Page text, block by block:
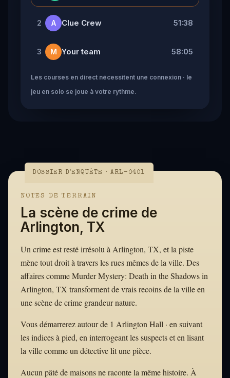
2 A Clue Crew 51:38
3 M Your team 58:05
Les courses en direct nécessitent une connexion · le
jeu en solo se joue à votre rythme.
DOSSIER D'ENQUÊTE · ARL-0401
NOTES DE TERRAIN
La scène de crime de
Arlington, TX
Un crime est resté irrésolu à Arlington, TX, et la piste
mène tout droit à travers les rues mêmes de la ville. Des
affaires comme Murder Mystery: Death in the Shadows in
Arlington, TX transforment de vrais recoins de la ville en
une scène de crime grandeur nature.
Vous démarrerez autour de 1 Arlington Hall · en suivant
les indices à pied, en interrogeant les suspects et en lisant
la ville comme un détective lit une pièce.
Aucun pâté de maisons ne raconte la même histoire. À